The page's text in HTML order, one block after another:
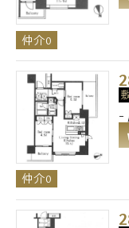
仲介0
-
仲介0
電話でお問
営業時間 10：